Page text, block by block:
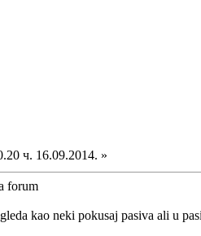
ч. 16.09.2014. »
forum
kao neki pokusaj pasiva ali u